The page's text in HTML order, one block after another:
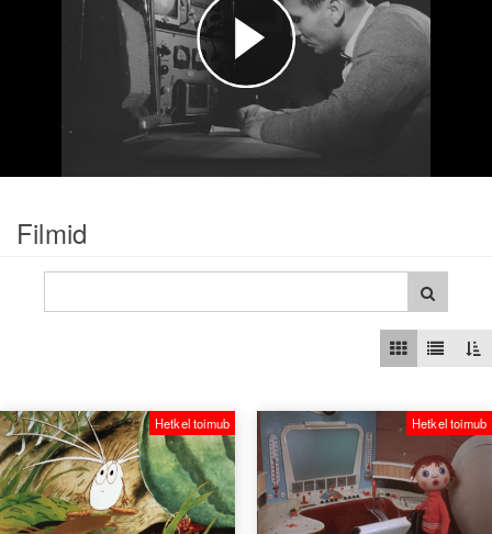
Esita
video
Filmid
Hetkel toimub Hetkel toimub